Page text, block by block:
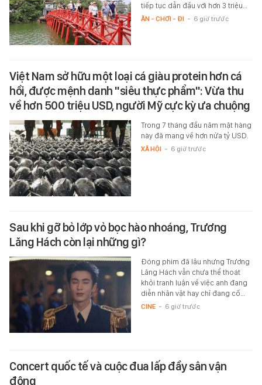
tiếp tục dẫn đầu với hơn 3 triệu…
ĂN - CHƠI - ĐI - 6 giờ trước
Việt Nam sở hữu một loại cá giàu protein hơn cá
hồi, được mệnh danh "siêu thực phẩm": Vừa thu
về hơn 500 triệu USD, người Mỹ cực kỳ ưa chuộng
Trong 7 tháng đầu năm mặt hàng
này đã mang về hơn nửa tỷ USD.
XÃ HỘI - 6 giờ trước
Sau khi gỡ bỏ lớp vỏ bọc hào nhoáng, Trương
Lăng Hách còn lại những gì?
Đóng phim đã lâu nhưng Trương
Lăng Hách vẫn chưa thể thoát
khỏi tranh luận về việc anh đang
diễn nhân vật hay chỉ đang cố…
CINE - 6 giờ trước
Concert quốc tế và cuộc đua lấp đầy sân vận
động